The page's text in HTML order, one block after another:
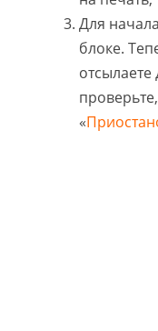
Для
блоке.
«